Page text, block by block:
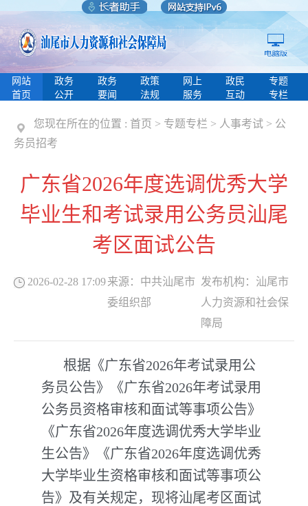
网站
首页
政务
公开
政务
要闻
政策
法规
网上
服务
政民
互动
专题
专栏
您现在所在的位置 : 首页 > 专题专栏 > 人事考试 > 公
务员招考
广东省2026年度选调优秀大学
毕业生和考试录用公务员汕尾
考区面试公告
2026-02-28 17:09来源： 中共汕尾市
委组织部
发布机构： 汕尾市
人力资源和社会保
障局
根据《广东省2026年考试录用公
务员公告》《广东省2026年考试录用
公务员资格审核和面试等事项公告》
《广东省2026年度选调优秀大学毕业
生公告》《广东省2026年度选调优秀
大学毕业生资格审核和面试等事项公
告》及有关规定，现将汕尾考区面试